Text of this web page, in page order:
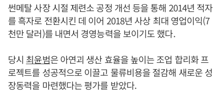
썬메탈 사장 시절 제련소 공정 개선 등을 통해 2014년 적자
를 흑자로 전환시킨 데 이어 2018년 사상 최대 영업이익(7
천만 달러)를 내면서 경영능력을 보이기도 했다.
당시 최윤범은 아연괴 생산 효율을 높이는 조업 합리화 프
로젝트를 성공적으로 이끌고 물류비용을 절감해 새로운 성
장동력을 마련했다는 평가를 받았다.